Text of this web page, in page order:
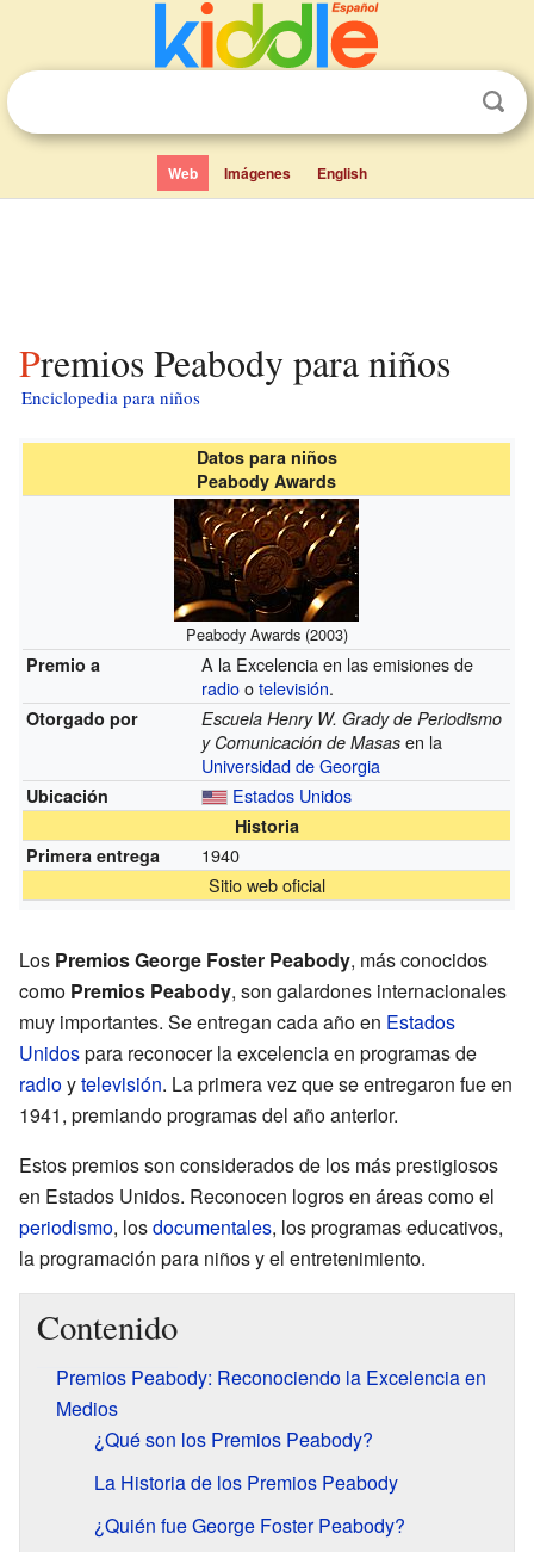
Web Imágenes English
Premios Peabody para niños
Enciclopedia para niños
Datos para niños
Peabody Awards
Peabody Awards (2003)
Premio a
A la Excelencia en las emisiones de
radiootelevisión.
Otorgado por
Escuela Henry W. Grady de Periodismo
y Comunicación de Masas en la
Universidad de Georgia
Ubicación Estados Unidos
Historia
Primera entrega
1940
Sitio web oficial
Los Premios George Foster Peabody, más conocidos
como Premios Peabody, son galardones internacionales
muy importantes. Se entregan cada año en Estados
Unidospara reconocer la excelencia en programas de
radioytelevisión. La primera vez que se entregaron fue en
1941, premiando programas del año anterior.
Estos premios son considerados de los más prestigiosos
en Estados Unidos. Reconocen logros en áreas como el
periodismo, losdocumentales, los programas educativos,
la programación para niños y el entretenimiento.
Contenido
Premios Peabody: Reconociendo la Excelencia en
Medios
¿Qué son los Premios Peabody?
La Historia de los Premios Peabody
¿Quién fue George Foster Peabody?